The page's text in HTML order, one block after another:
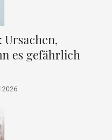
es gefährlich
2026